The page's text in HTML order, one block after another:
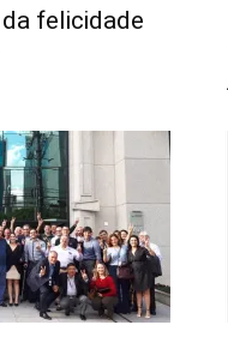
felicidade